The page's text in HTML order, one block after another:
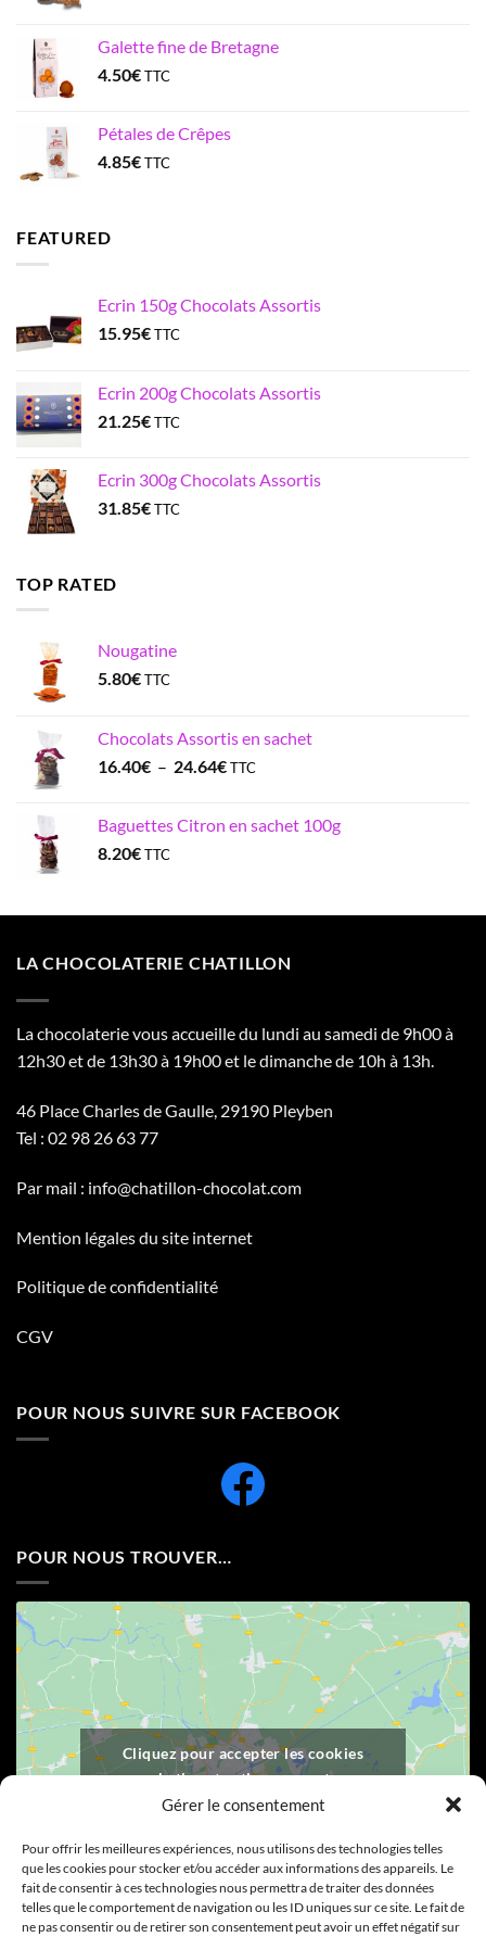
Gérer le consentement
Pour offrir les meilleures expériences, nous utilisons des technologies telles
que les cookies pour stocker et/ou accéder aux informations des appareils. Le
fait de consentir à ces technologies nous permettra de traiter des données
telles que le comportement de navigation ou les ID uniques sur ce site. Le fait de
ne pas consentir ou de retirer son consentement peut avoir un effet négatif sur
Galette fine de Bretagne
4.50€TTC
Pétales de Crêpes
4.85€TTC
FEATURED
Ecrin 150g Chocolats Assortis
15.95€TTC
Ecrin 200g Chocolats Assortis
21.25€TTC
Ecrin 300g Chocolats Assortis
31.85€TTC
TOP RATED
Nougatine
5.80€TTC
Chocolats Assortis en sachet
16.40€ – 24.64€Plage
16.40€
TTC
Baguettes Citron en sachet 100g
8.20€TTC
LA CHOCOLATERIE CHATILLON
La chocolaterie vous accueille du lundi au samedi de 9h00 à
12h30 et de 13h30 à 19h00 et le dimanche de 10h à 13h.
46 Place Charles de Gaulle, 29190 Pleyben
Tel : 02 98 26 63 77
Par mail : info@chatillon-chocolat.com
Mention légales du site internet
Politique de confidentialité
CGV
POUR NOUS SUIVRE SUR FACEBOOK
POUR NOUS TROUVER…
Cliquez pour accepter les cookies
marketing et activer ce contenu